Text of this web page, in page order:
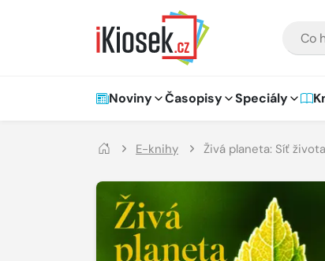
Hlavní navigace
Noviny Časopisy Speciály
E-knihy Živá planeta: Síť